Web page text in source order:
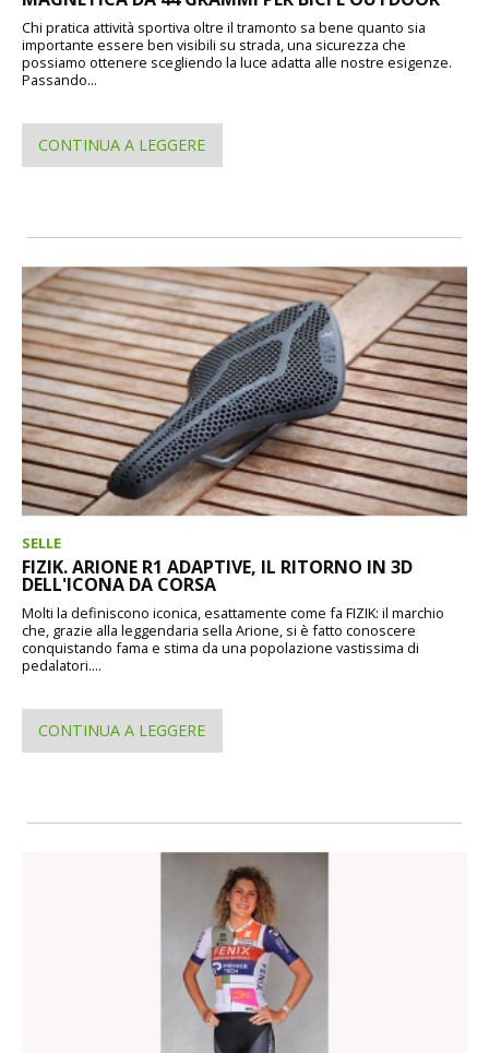
Chi pratica attività sportiva oltre il tramonto sa bene quanto sia
importante essere ben visibili su strada, una sicurezza che
possiamo ottenere scegliendo la luce adatta alle nostre esigenze.
Passando...
CONTINUA A LEGGERE
SELLE
FIZIK. ARIONE R1 ADAPTIVE, IL RITORNO IN 3D
DELL'ICONA DA CORSA
Molti la definiscono iconica, esattamente come fa FIZIK: il marchio
che, grazie alla leggendaria sella Arione, si è fatto conoscere
conquistando fama e stima da una popolazione vastissima di
pedalatori....
CONTINUA A LEGGERE